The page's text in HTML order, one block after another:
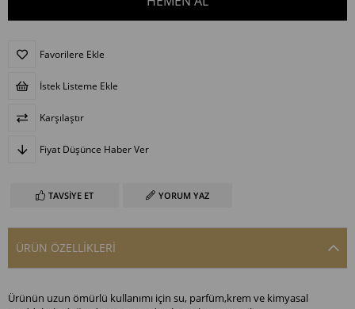
Favorilere Ekle
İstek Listeme Ekle
Karşılaştır
Fiyat Düşünce Haber Ver
TAVSIYE ET YORUM YAZ
ÜRÜN ÖZELLIKLERI
Ürünün uzun ömürlü kullanımı için su, parfüm,krem ve kimyasal